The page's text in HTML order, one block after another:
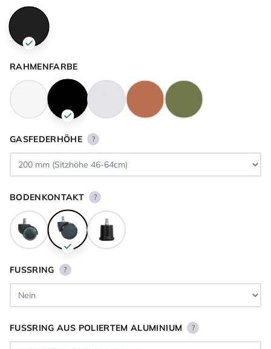
RAHMENFARBE
GASFEDERHÖHE ?
BODENKONTAKT ?
FUSSRING ?
FUSSRING AUS POLIERTEM ALUMINIUM ?